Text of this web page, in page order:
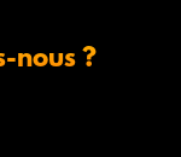
nous ?